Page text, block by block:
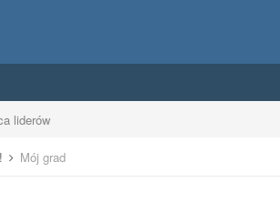
liderów
Mój grad